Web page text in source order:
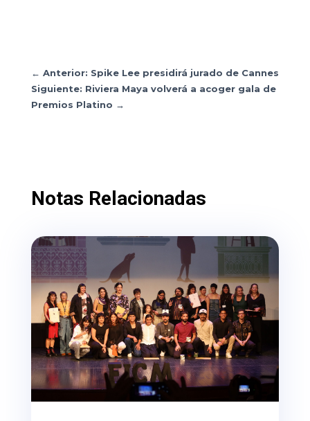
← Anterior: Spike Lee presidirá jurado de Cannes
Siguiente: Riviera Maya volverá a acoger gala de
Premios Platino →
Notas Relacionadas